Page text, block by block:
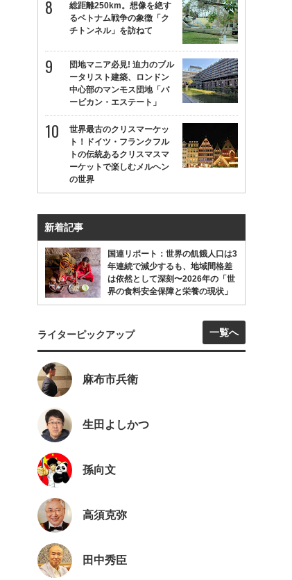
総距離250km。想像を絶す
るベトナム戦争の象徴「ク
チトンネル」を訪ねて
団地マニア必見! 迫力のブル
ータリスト建築、ロンドン
中心部のマンモス団地「バ
ービカン・エステート」
世界最古のクリスマーケッ
ト！ドイツ・フランクフル
トの伝統あるクリスマスマ
ーケットで楽しむメルヘン
の世界
新着記事
国連リポート：世界の飢餓人口は3
年連続で減少するも、地域間格差
は依然として深刻〜2026年の「世
界の食料安全保障と栄養の現状」
ライターピックアップ 一覧へ
麻布市兵衛
生田よしかつ
孫向文
高須克弥
田中秀臣